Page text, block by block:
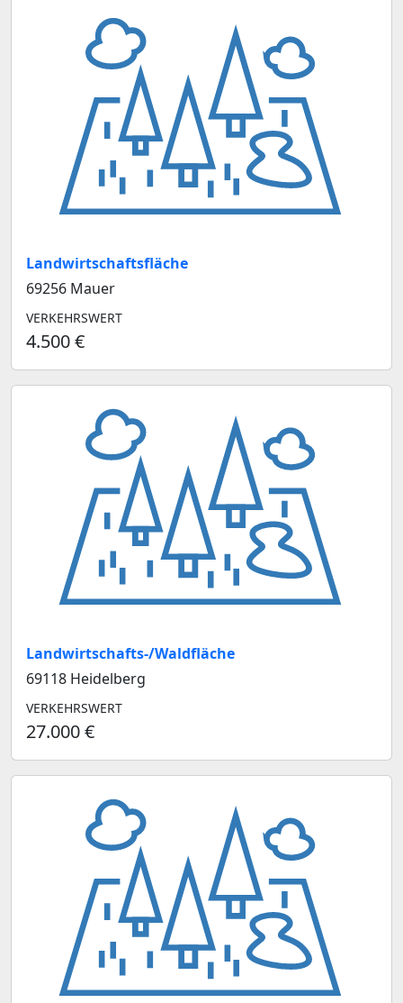
Landwirtschaftsfläche
69256 Mauer
VERKEHRSWERT
4.500 €
Landwirtschafts-/Waldfläche
69118 Heidelberg
VERKEHRSWERT
27.000 €